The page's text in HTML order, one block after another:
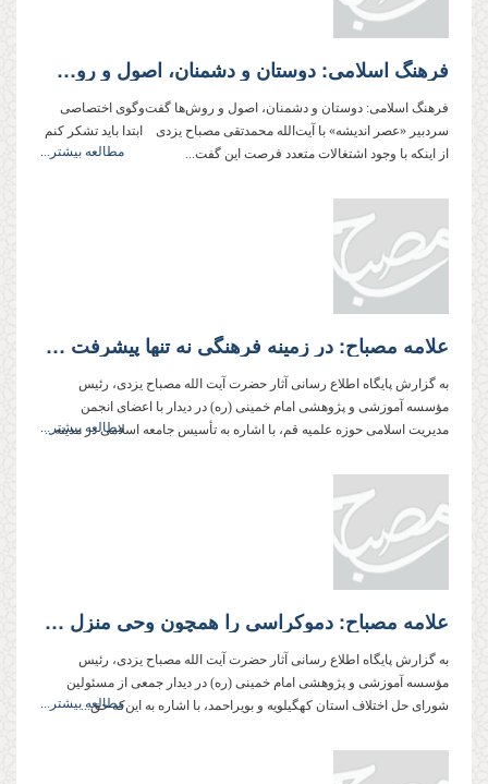
فرهنگ اسلامی: دوستان و دشمنان، اصول و روش‌ها
فرهنگ اسلامی: دوستان و دشمنان، اصول و روش‌ها گفت‌و‌گوی اختصاصی
سردبیر «عصر اندیشه» با آیت‌الله محمدتقی مصباح یزدی ابتدا باید تشکر کنم
از اینکه با وجود اشتغالات متعدد فرصت این گفت‌...
مطالعه بیشتر...
علامه مصباح: در زمینه فرهنگی نه تنها پیشرفت چندانی نکرده‌ایم، بلکه تنزل هم داشته‌ایم!
به گزارش پایگاه اطلاع رسانی آثار حضرت آیت الله مصباح یزدی، رئیس
مؤسسه آموزشی و پژوهشی امام خمینی (ره) در دیدار با اعضای انجمن
مدیریت اسلامی حوزه علمیه قم، با اشاره به تأسیس جامعه اسلامی در مدینه...
مطالعه بیشتر...
علامه مصباح: دموکراسی را همچون وحی منزل و مقدس‌تر از همه مقدسات می‌دانند
به گزارش پایگاه اطلاع رسانی آثار حضرت آیت الله مصباح یزدی، رئیس
مؤسسه آموزشی و پژوهشی امام خمینی (ره) در دیدار جمعی از مسئولین
شورای حل اختلاف استان کهگیلویه و بویراحمد، با اشاره به این‌که حق...مطالعه بیشتر...